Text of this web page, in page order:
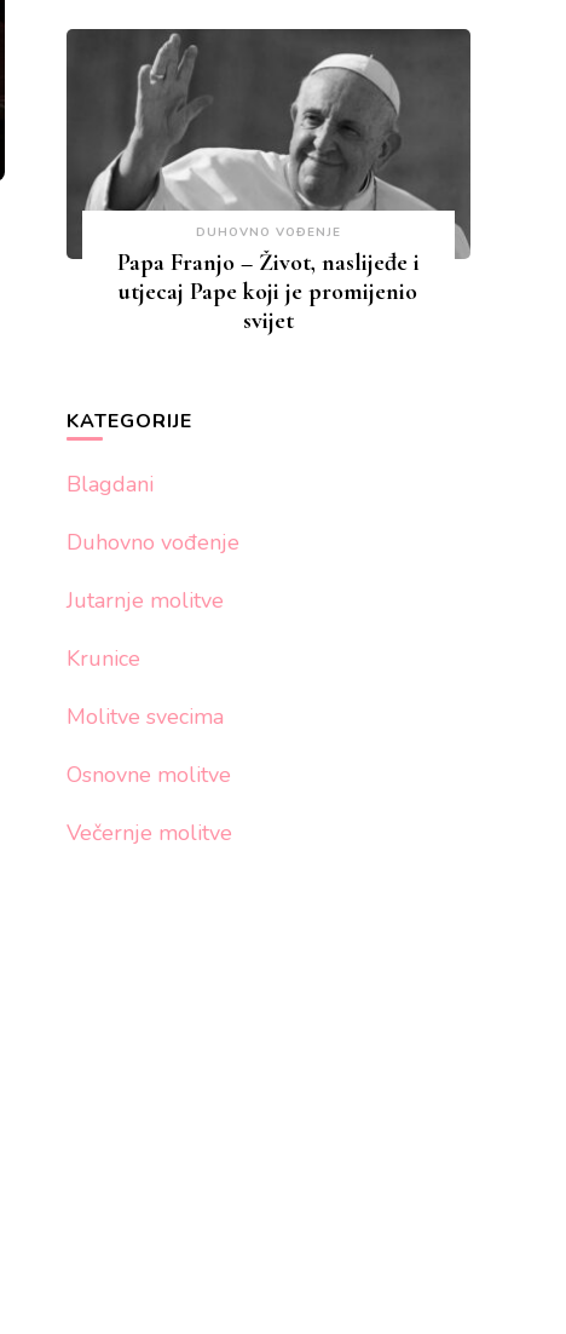
DUHOVNO VOĐENJE
Papa Franjo – Život, naslijeđe i
utjecaj Pape koji je promijenio
svijet
KATEGORIJE
Blagdani
Duhovno vođenje
Jutarnje molitve
Krunice
Molitve svecima
Osnovne molitve
Večernje molitve